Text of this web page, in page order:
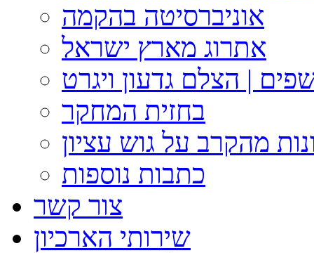
אוניברסיטה בהקמה
אתרוג מארץ ישראל
| הצלם גדעון ויגרט
בחזית המחקר
מהקרב על גוש עציון
כתבות נוספות
צור קשר
שירותי הארכיון